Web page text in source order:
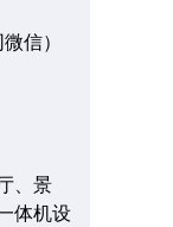
信）
、景
体机设